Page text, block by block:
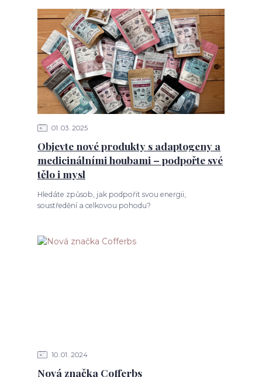
01 03 2025
Objevte nové produkty s adaptogeny a
medicinálními houbami – podpořte své
tělo i mysl
Hledáte způsob, jak podpořit svou energii,
soustředění a celkovou pohodu?
10 01 2024
Nová značka Cofferbs